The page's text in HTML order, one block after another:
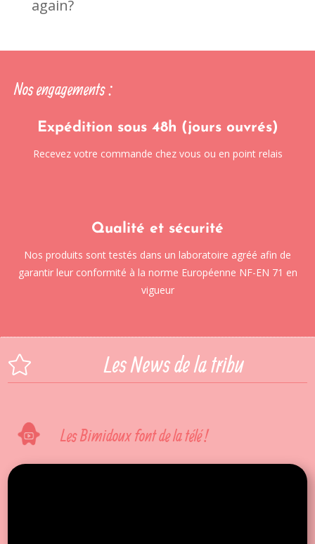
again?
Nos engagements :
Expédition sous 48h (jours ouvrés)
Recevez votre commande chez vous ou en point relais
Qualité et sécurité
Nos produits sont testés dans un laboratoire agréé afin de
garantir leur conformité à la norme Européenne NF-EN 71 en
vigueur
 Les News de la tribu
Les Bimidoux font de la télé !